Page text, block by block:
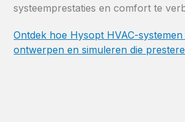
systeemprestaties en comfort te
Ontdek hoe Hysopt HVAC-
ontwerpen en simuleren die